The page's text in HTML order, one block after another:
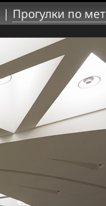
| Прогулки по